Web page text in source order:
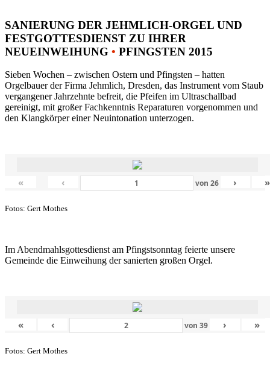
SANIERUNG DER JEHMLICH-ORGEL UND
FESTGOTTESDIENST ZU IHRER
NEUEINWEIHUNG • PFINGSTEN 2015
Sieben Wochen – zwischen Ostern und Pfingsten – hatten
Orgelbauer der Firma Jehmlich, Dresden, das Instrument vom Staub
vergangener Jahrzehnte befreit, die Pfeifen im Ultraschallbad
gereinigt, mit großer Fachkenntnis Reparaturen vorgenommen und
den Klangkörper einer Neuintonation unterzogen.
« ‹ von 26 › »
Fotos: Gert Mothes
Im Abendmahlsgottesdienst am Pfingstsonntag feierte unsere
Gemeinde die Einweihung der sanierten großen Orgel.
« ‹ von39 › »
Fotos: Gert Mothes